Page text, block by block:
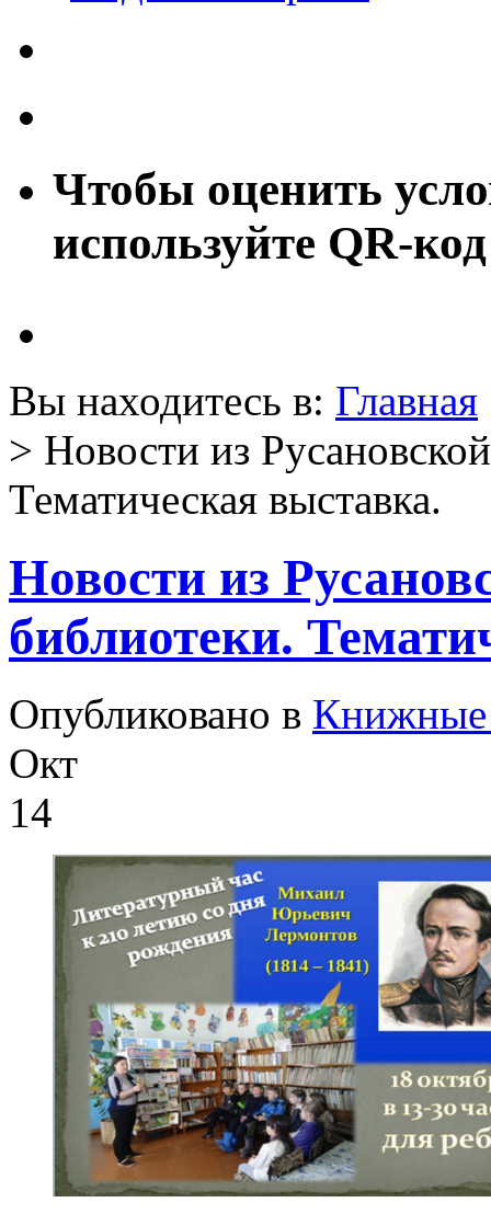
Чтобы оценить
используйте QR-код
Вы находитесь в: Главная
> Новости из
Тематическая выставка.
Новости из
библиотеки.
Опубликовано в Книжные
Окт
14